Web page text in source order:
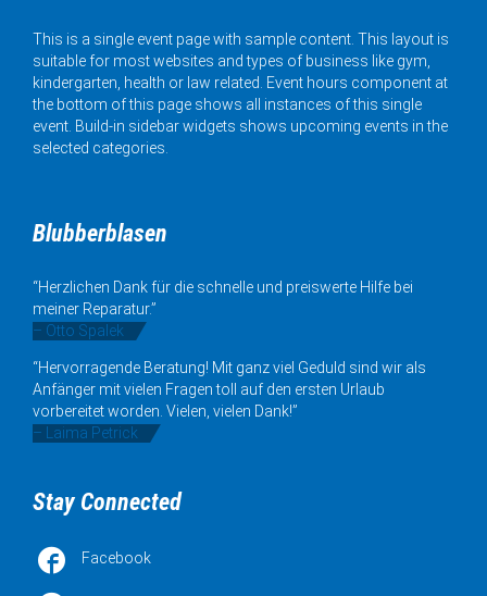
This is a single event page with sample content. This layout is
suitable for most websites and types of business like gym,
kindergarten, health or law related. Event hours component at
the bottom of this page shows all instances of this single
event. Build-in sidebar widgets shows upcoming events in the
selected categories.
Blubberblasen
“Herzlichen Dank für die schnelle und preiswerte Hilfe bei
meiner Reparatur.”
– Otto Spalek
“Hervorragende Beratung! Mit ganz viel Geduld sind wir als
Anfänger mit vielen Fragen toll auf den ersten Urlaub
vorbereitet worden. Vielen, vielen Dank!”
– Laima Petrick
Stay Connected
 Facebook